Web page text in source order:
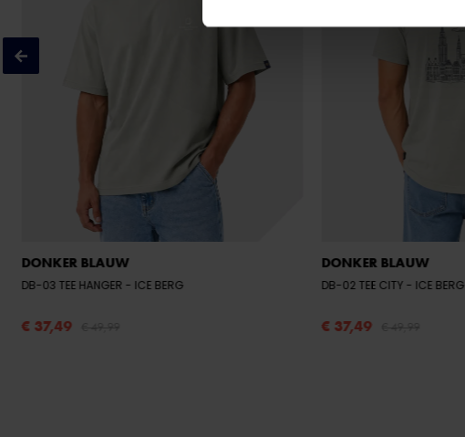
DONKER BLAUW
DB-03 TEE HANGER - ICE BERG
€ 37,49
DONKER BLAUW
DB-02 TEE CITY - ICE BERG
€ 37,49